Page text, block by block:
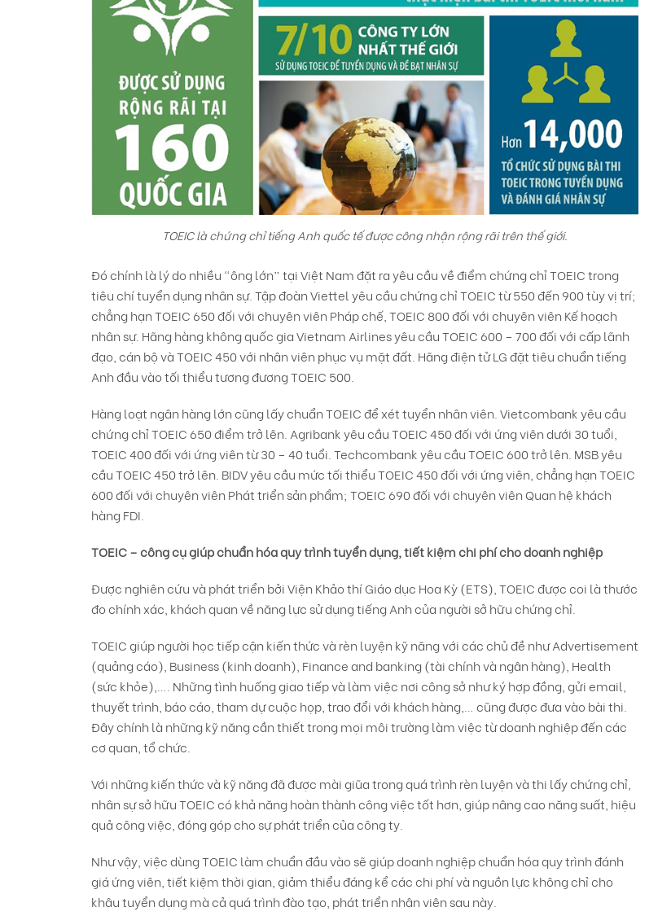
TOEIC là chứng chỉ tiếng Anh quốc tế được công nhận rộng rãi trên thế giới.
Đó chính là lý do nhiều “ông lớn” tại Việt Nam đặt ra yêu cầu về điểm chứng chỉ TOEIC trong
tiêu chí tuyển dụng nhân sự. Tập đoàn Viettel yêu cầu chứng chỉ TOEIC từ 550 đến 900 tùy vị trí;
chẳng hạn TOEIC 650 đối với chuyên viên Pháp chế, TOEIC 800 đối với chuyên viên Kế hoạch
nhân sự. Hãng hàng không quốc gia Vietnam Airlines yêu cầu TOEIC 600 – 700 đối với cấp lãnh
đạo, cán bộ và TOEIC 450 với nhân viên phục vụ mặt đất. Hãng điện tử LG đặt tiêu chuẩn tiếng
Anh đầu vào tối thiểu tương đương TOEIC 500.
Hàng loạt ngân hàng lớn cũng lấy chuẩn TOEIC để xét tuyển nhân viên. Vietcombank yêu cầu
chứng chỉ TOEIC 650 điểm trở lên. Agribank yêu cầu TOEIC 450 đối với ứng viên dưới 30 tuổi,
TOEIC 400 đối với ứng viên từ 30 – 40 tuổi. Techcombank yêu cầu TOEIC 600 trở lên. MSB yêu
cầu TOEIC 450 trở lên. BIDV yêu cầu mức tối thiểu TOEIC 450 đối với ứng viên, chẳng hạn TOEIC
600 đối với chuyên viên Phát triển sản phẩm; TOEIC 690 đối với chuyên viên Quan hệ khách
hàng FDI.
TOEIC – công cụ giúp chuẩn hóa quy trình tuyển dụng, tiết kiệm chi phí cho doanh nghiệp
Được nghiên cứu và phát triển bởi Viện Khảo thí Giáo dục Hoa Kỳ (ETS), TOEIC được coi là thước
đo chính xác, khách quan về năng lực sử dụng tiếng Anh của người sở hữu chứng chỉ.
TOEIC giúp người học tiếp cận kiến thức và rèn luyện kỹ năng với các chủ đề như Advertisement
(quảng cáo), Business (kinh doanh), Finance and banking (tài chính và ngân hàng), Health
(sức khỏe),…. Những tình huống giao tiếp và làm việc nơi công sở như ký hợp đồng, gửi email,
thuyết trình, báo cáo, tham dự cuộc họp, trao đổi với khách hàng,… cũng được đưa vào bài thi.
Đây chính là những kỹ năng cần thiết trong mọi môi trường làm việc từ doanh nghiệp đến các
cơ quan, tổ chức.
Với những kiến thức và kỹ năng đã được mài giũa trong quá trình rèn luyện và thi lấy chứng chỉ,
nhân sự sở hữu TOEIC có khả năng hoàn thành công việc tốt hơn, giúp nâng cao năng suất, hiệu
quả công việc, đóng góp cho sự phát triển của công ty.
Như vậy, việc dùng TOEIC làm chuẩn đầu vào sẽ giúp doanh nghiệp chuẩn hóa quy trình đánh
giá ứng viên, tiết kiệm thời gian, giảm thiểu đáng kể các chi phí và nguồn lực không chỉ cho
khâu tuyển dụng mà cả quá trình đào tạo, phát triển nhân viên sau này.